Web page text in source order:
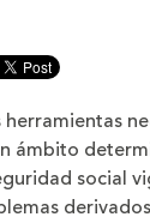
ámbito
social